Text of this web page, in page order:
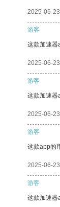
2025-06-23
游客
这款加速器
2025-06-23
游客
这款加速器
2025-06-23
游客
这款app的
2025-06-23
游客
这款加速器